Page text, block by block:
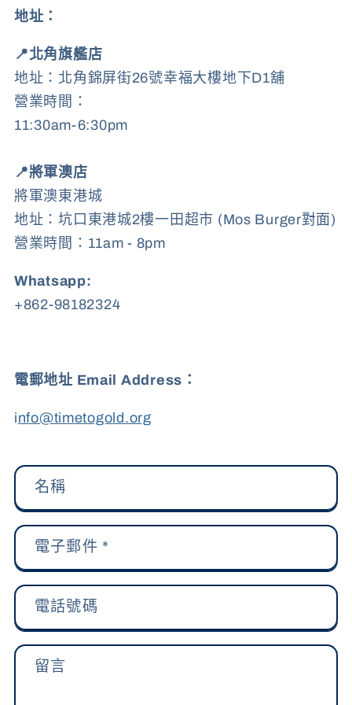
地址：
📍北角旗艦店
地址：北角錦屏街26號幸福大樓地下D1舖
營業時間：
11:30am-6:30pm
📍將軍澳店
將軍澳東港城
地址：坑口東港城2樓一田超市 (Mos Burger對面)
營業時間：11am - 8pm
Whatsapp:
+862-98182324
電郵地址 Email Address：
info@timetogold.org
聯
絡
表
名稱
電子郵件 *
電話號碼
留言